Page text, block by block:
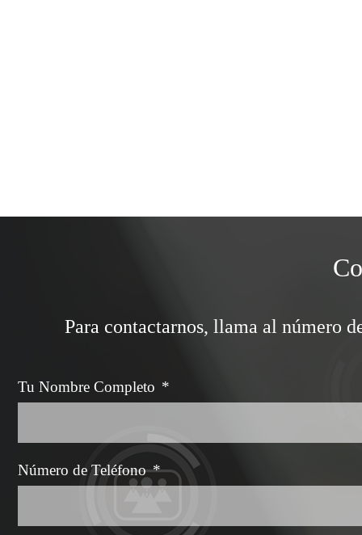
Para contactarnos, llama al número
*
Tu Nombre Completo
*
Número de Teléfono